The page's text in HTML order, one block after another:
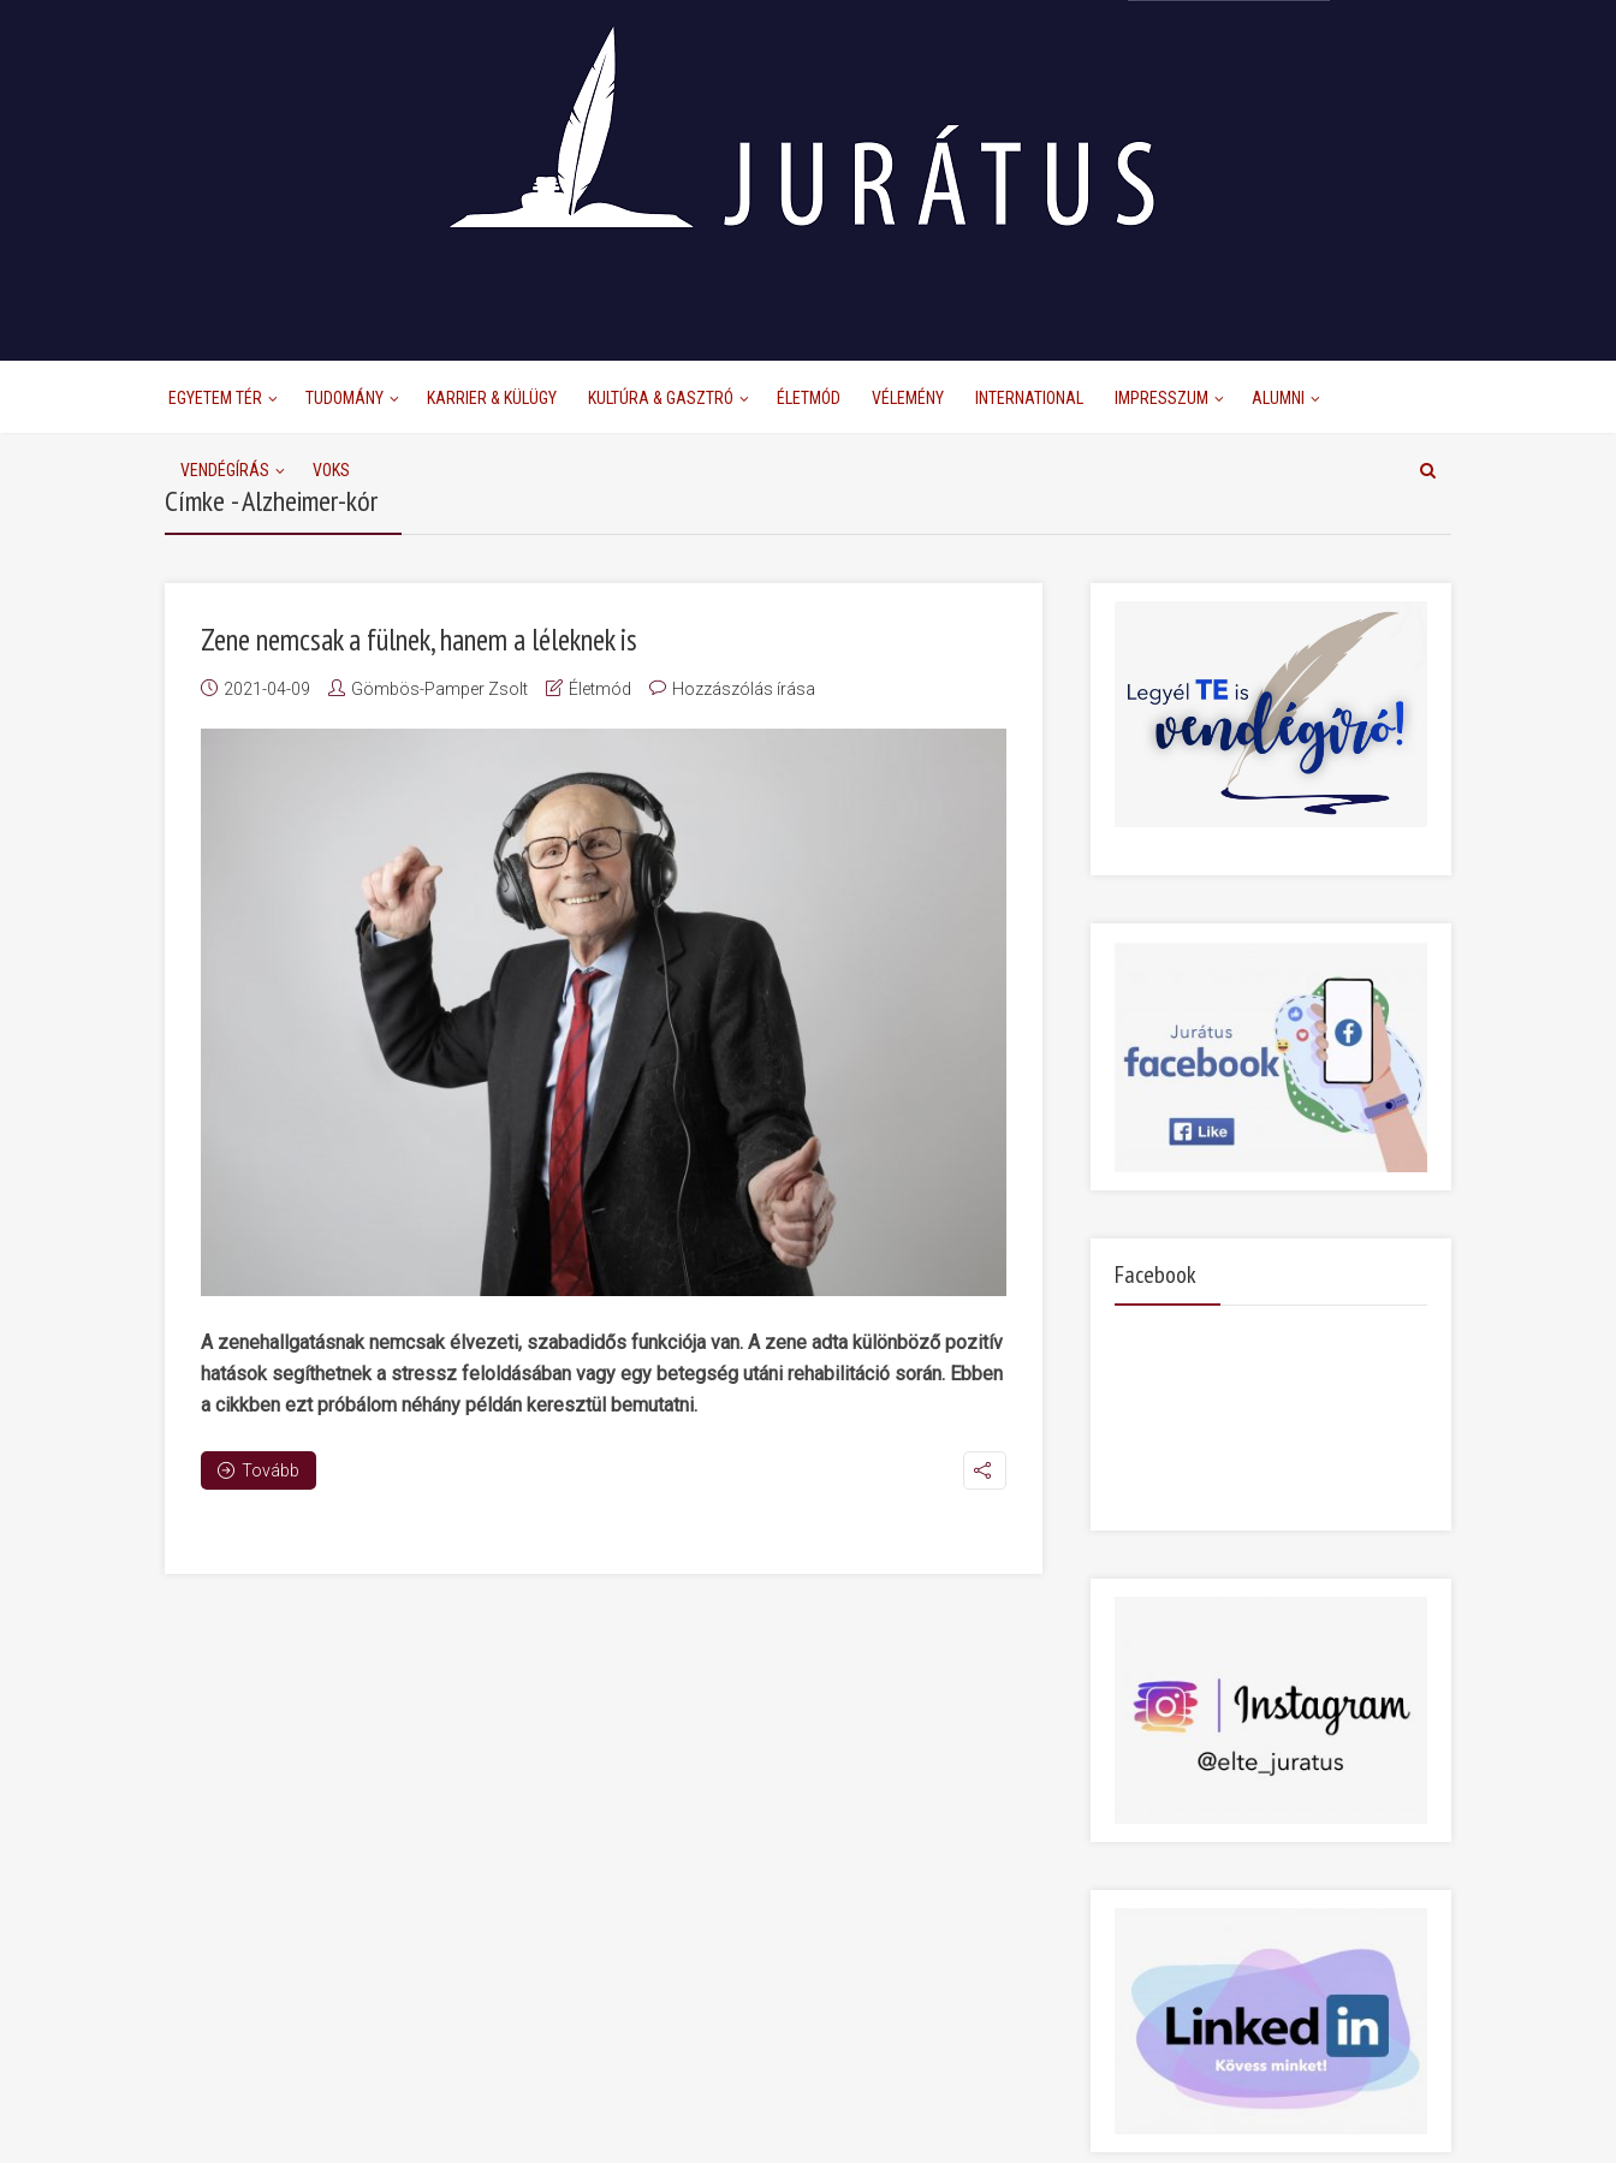
EGYETEM TÉR TUDOMÁNY KARRIER & KÜLÜGY KULTÚRA & GASZTRÓ ÉLETMÓD VÉLEMÉNY INTERNATIONAL IMPRESSZUM ALUMNI
VENDÉGÍRÁS VOKS
Címke - Alzheimer-kór
Zene nemcsak a fülnek, hanem a léleknek is
2021-04-09 Gömbös-Pamper Zsolt Életmód Hozzászólás írása
A zenehallgatásnak nemcsak élvezeti, szabadidős funkciója van. A zene adta különböző pozitív
hatások segíthetnek a stressz feloldásában vagy egy betegség utáni rehabilitáció során. Ebben
a cikkben ezt próbálom néhány példán keresztül bemutatni.
Tovább
Facebook